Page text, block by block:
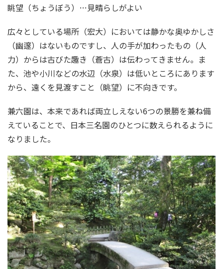
眺望（ちょうぼう）…見晴らしがよい
広々としている場所（宏大）においては静かな奥ゆかしさ
（幽邃）はないものですし、人の手が加わったもの（人
力）からは古びた趣き（蒼古）は伝わってきません。ま
た、池や小川などの水辺（水泉）は低いところにあります
から、遠くを見渡すこと（眺望）に不向きです。
兼六園は、本来であれば両立しえない6つの景勝を兼ね備
えていることで、日本三名園のひとつに数えられるように
なりました。